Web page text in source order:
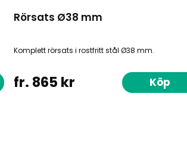
Rörsats Ø38 mm
Komplett rörsats i rostfritt stål Ø38 mm.
fr. 865 kr Köp